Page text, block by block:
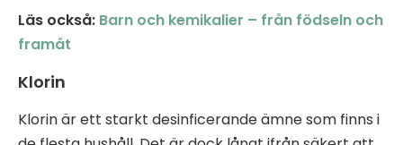
Läs också: Barn och kemikalier – från födseln och
framåt
Klorin
Klorin är ett starkt desinficerande ämne som finns i